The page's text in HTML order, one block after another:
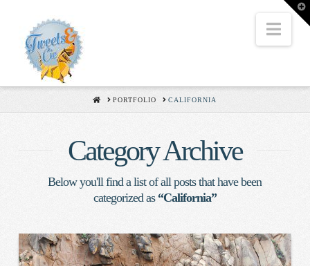
HOMEPORTFOLIO CALIFORNIA
Category Archive
Below you'll find a list of all posts that have been
categorized as “California”